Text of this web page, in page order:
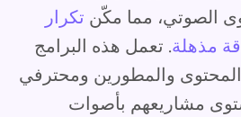
الصوتي، مما مكّن تكرار
مذهلة. تعمل هذه البرامج
والمطورين ومحترفي
مشاريعهم بأصوات